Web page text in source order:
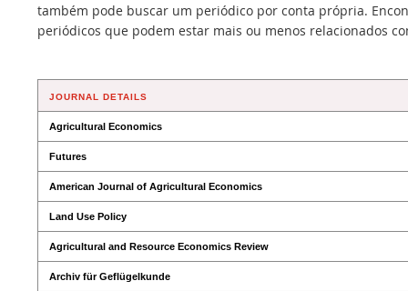
também pode buscar um periódico por conta própria.
periódicos que podem estar mais ou menos relacionados
JOURNAL DETAILS
Agricultural Economics
Futures
American Journal of Agricultural Economics
Land Use Policy
Agricultural and Resource Economics Review
Archiv für Geflügelkunde